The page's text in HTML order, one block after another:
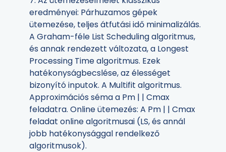
eredményei: Párhuzamos gépek
ütemezése, teljes átfutási idő minimalizálás.
A Graham-féle List Scheduling algoritmus,
és annak rendezett változata, a Longest
Processing Time algoritmus. Ezek
hatékonyságbecslése, az élességet
bizonyító inputok. A Multifit algoritmus.
Approximációs séma a Pm | | Cmax
feladatra. Online ütemezés: A Pm | | Cmax
feladat online algoritmusai (LS, és annál
jobb hatékonysággal rendelkező
algoritmusok).